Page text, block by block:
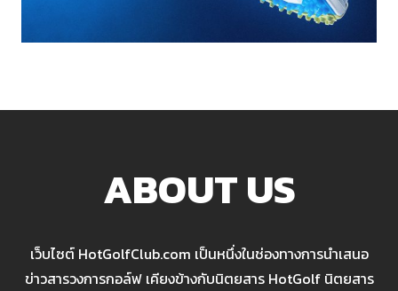
ABOUT US
เว็บไซต์ HotGolfClub.com เป็นหนึ่งในช่องทางการนำเสนอ
ข่าวสารวงการกอล์ฟ เคียงข้างกับนิตยสาร HotGolf นิตยสาร